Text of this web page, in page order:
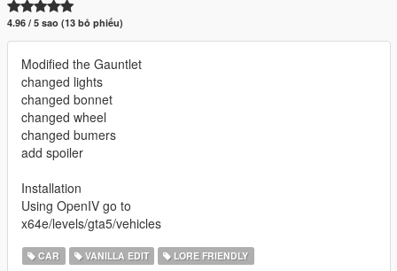
4.96 / 5 sao (13 bỏ phiếu)
Modified the Gauntlet
changed lights
changed bonnet
changed wheel
changed bumers
add spoiler
Installation
Using OpenIV go to
x64e/levels/gta5/vehicles
CAR VANILLA EDIT LORE FRIENDLY